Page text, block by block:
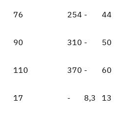
76 254 - 44
90 310 - 50
110 370 - 60
17 - 8,3 13